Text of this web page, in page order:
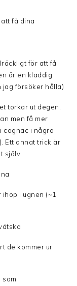
få dina
för att få
är en kladdig
jag försöker hålla)
torkar ut degen,
men få mer
cognac i några
Ett annat trick är
själv.
i ugnen (~1
de kommer ur
som